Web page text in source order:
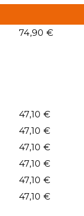
74,90 €
47,10 €
47,10 €
47,10 €
47,10 €
47,10 €
47,10 €